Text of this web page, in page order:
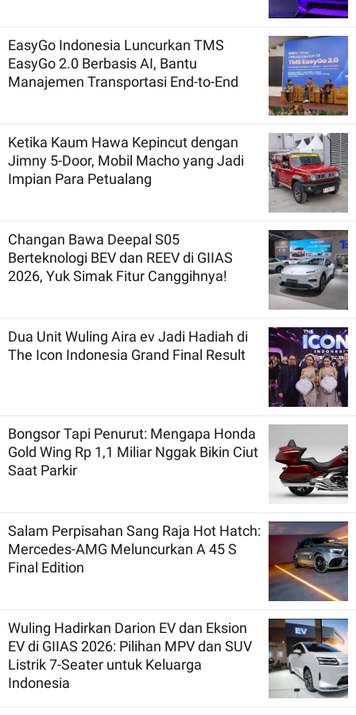
EasyGo Indonesia Luncurkan TMS
EasyGo 2.0 Berbasis AI, Bantu
Manajemen Transportasi End-to-End
Ketika Kaum Hawa Kepincut dengan
Jimny 5-Door, Mobil Macho yang Jadi
Impian Para Petualang
Changan Bawa Deepal S05
Berteknologi BEV dan REEV di GIIAS
2026, Yuk Simak Fitur Canggihnya!
Dua Unit Wuling Aira ev Jadi Hadiah di
The Icon Indonesia Grand Final Result
Bongsor Tapi Penurut: Mengapa Honda
Gold Wing Rp 1,1 Miliar Nggak Bikin Ciut
Saat Parkir
Salam Perpisahan Sang Raja Hot Hatch:
Mercedes-AMG Meluncurkan A 45 S
Final Edition
Wuling Hadirkan Darion EV dan Eksion
EV di GIIAS 2026: Pilihan MPV dan SUV
Listrik 7-Seater untuk Keluarga
Indonesia